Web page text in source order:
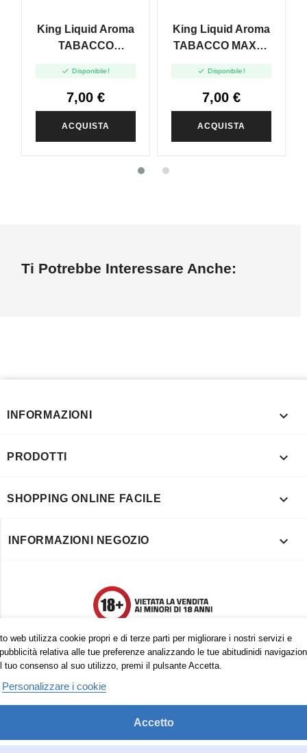
King Liquid Aroma
TABACCO
 Disponibile!
7,00 €
ACQUISTA
King Liquid Aroma
TABACCO MAXX -
 Disponibile!
7,00 €
ACQUISTA
Ti Potrebbe Interessare Anche:
web utilizza cookie propri e di terze parti per migliorare i nostri servizi e
relativa alle tue preferenze analizzando le tue abitudinidi
tuo consenso al suo utilizzo, premi il pulsante Accetta.
Personalizzare i cookie
Accetto
INFORMAZIONI 
PRODOTTI 
SHOPPING ONLINE FACILE 
INFORMAZIONI NEGOZIO 
Trovaci anche su: